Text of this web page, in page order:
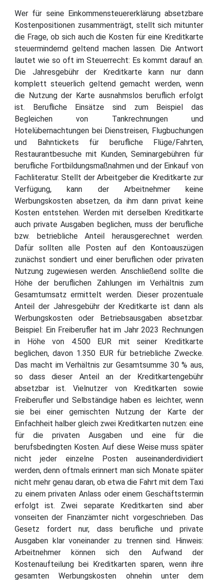
Wer für seine Einkommensteuererklärung absetzbare
Kostenpositionen zusammenträgt, stellt sich mitunter
die Frage, ob sich auch die Kosten für eine Kreditkarte
steuermindernd geltend machen lassen. Die Antwort
lautet wie so oft im Steuerrecht: Es kommt darauf an.
Die Jahresgebühr der Kreditkarte kann nur dann
komplett steuerlich geltend gemacht werden, wenn
die Nutzung der Karte ausnahmslos beruflich erfolgt
ist. Berufliche Einsätze sind zum Beispiel das
Begleichen von Tankrechnungen und
Hotelübernachtungen bei Dienstreisen, Flugbuchungen
und Bahntickets für berufliche Flüge/Fahrten,
Restaurantbesuche mit Kunden, Seminargebühren für
berufliche Fortbildungsmaßnahmen und der Einkauf von
Fachliteratur. Stellt der Arbeitgeber die Kreditkarte zur
Verfügung, kann der Arbeitnehmer keine
Werbungskosten absetzen, da ihm dann privat keine
Kosten entstehen. Werden mit derselben Kreditkarte
auch private Ausgaben beglichen, muss der berufliche
bzw. betriebliche Anteil herausgerechnet werden.
Dafür sollten alle Posten auf den Kontoauszügen
zunächst sondiert und einer beruflichen oder privaten
Nutzung zugewiesen werden. Anschließend sollte die
Höhe der beruflichen Zahlungen im Verhältnis zum
Gesamtumsatz ermittelt werden. Dieser prozentuale
Anteil der Jahresgebühr der Kreditkarte ist dann als
Werbungskosten oder Betriebsausgaben absetzbar.
Beispiel: Ein Freiberufler hat im Jahr 2023 Rechnungen
in Höhe von 4.500 EUR mit seiner Kreditkarte
beglichen, davon 1.350 EUR für betriebliche Zwecke.
Das macht im Verhältnis zur Gesamtsumme 30 % aus,
so dass dieser Anteil an der Kreditkartengebühr
absetzbar ist. Vielnutzer von Kreditkarten sowie
Freiberufler und Selbständige haben es leichter, wenn
sie bei einer gemischten Nutzung der Karte der
Einfachheit halber gleich zwei Kreditkarten nutzen: eine
für die privaten Ausgaben und eine für die
berufsbedingten Kosten. Auf diese Weise muss später
nicht jeder einzelne Posten auseinanderdividiert
werden, denn oftmals erinnert man sich Monate später
nicht mehr genau daran, ob etwa die Fahrt mit dem Taxi
zu einem privaten Anlass oder einem Geschäftstermin
erfolgt ist. Zwei separate Kreditkarten sind aber
vonseiten der Finanzämter nicht vorgeschrieben. Das
Gesetz fordert nur, dass berufliche und private
Ausgaben klar voneinander zu trennen sind. Hinweis:
Arbeitnehmer können sich den Aufwand der
Kostenaufteilung bei Kreditkarten sparen, wenn ihre
gesamten Werbungskosten ohnehin unter dem